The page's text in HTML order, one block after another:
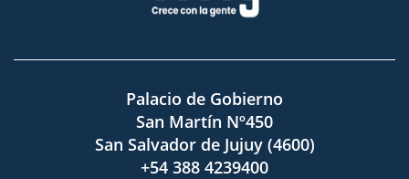
Palacio de Gobierno
San Martín Nº450
San Salvador de Jujuy (4600)
+54 388 4239400